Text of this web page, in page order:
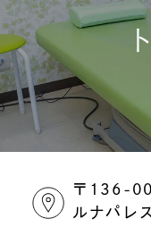
〒136-
ルナパレ